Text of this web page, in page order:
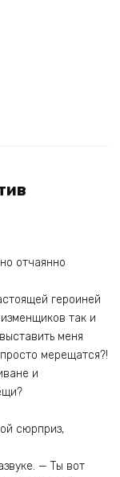
отчаянно
героиней
так и
меня
мерещатся?!
и
сюрприз,
— Ты вот